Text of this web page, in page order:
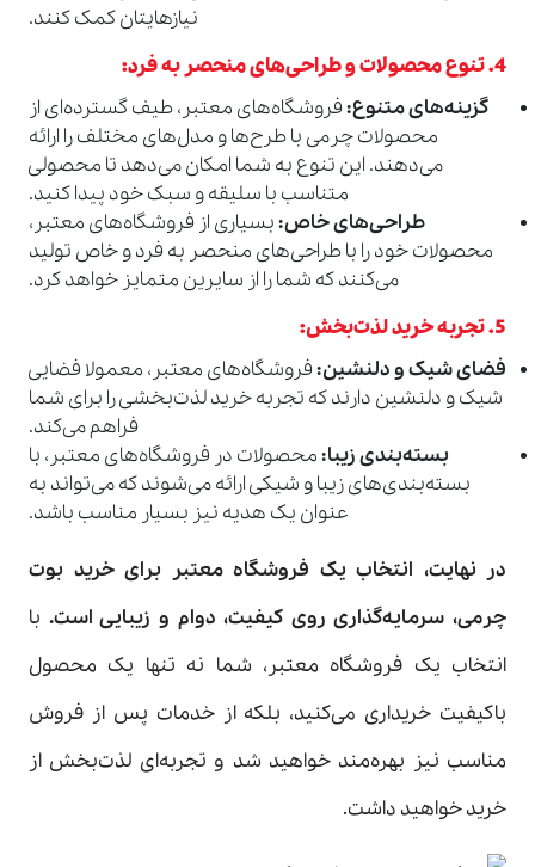
نیازهایتان کمک کنند.
4. تنوع محصولات و طراحی‌های منحصر به فرد:
گزینه‌های متنوع:فروشگاه‌های معتبر، طیف گسترده‌ای از
محصولات چرمی با طرح‌ها و مدل‌های مختلف را ارائه
می‌دهند. این تنوع به شما امکان می‌دهد تا محصولی
متناسب با سلیقه و سبک خود پیدا کنید.
طراحی‌های خاص:بسیاری از فروشگاه‌های معتبر،
محصولات خود را با طراحی‌های منحصر به فرد و خاص تولید
می‌کنند که شما را از سایرین متمایز خواهد کرد.
5. تجربه خرید لذت‌بخش:
فضای شیک و دلنشین:فروشگاه‌های معتبر، معمولا فضایی
شیک و دلنشین دارند که تجربه خرید لذت‌بخشی را برای شما
فراهم می‌کند.
بسته‌بندی زیبا:محصولات در فروشگاه‌های معتبر، با
بسته‌بندی‌های زیبا و شیکی ارائه می‌شوند که می‌تواند به
عنوان یک هدیه نیز بسیار مناسب باشد.
در نهایت، انتخاب یک فروشگاه معتبر برای خرید بوت
چرمی، سرمایه‌گذاری روی کیفیت، دوام و زیبایی است. با
انتخاب یک فروشگاه معتبر، شما نه تنها یک محصول
باکیفیت خریداری می‌کنید، بلکه از خدمات پس از فروش
مناسب نیز بهره‌مند خواهید شد و تجربه‌ای لذت‌بخش از
خرید خواهید داشت.